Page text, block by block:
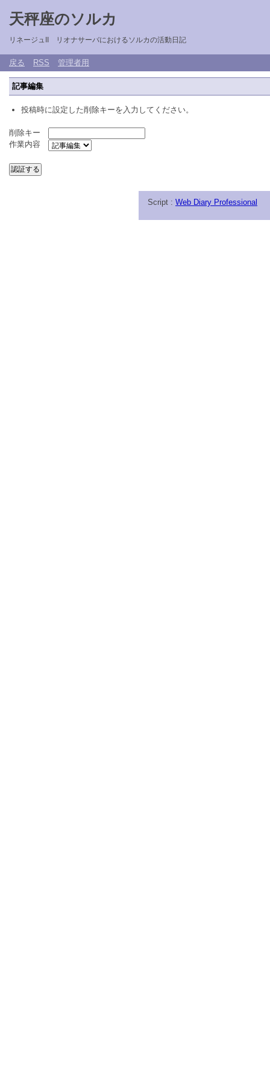
天秤座のソルカ
リネージュII リオナサーバにおけるソルカの活動日記
戻る RSS 管理者用
記事編集
投稿時に設定した削除キーを入力してください。
削除キー
作業内容
Script : Web Diary Professional